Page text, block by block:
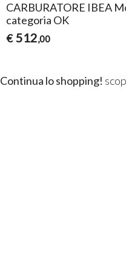
CARBURATORE IBEA
categoria OK
€ 512,00
Continua lo shopping!